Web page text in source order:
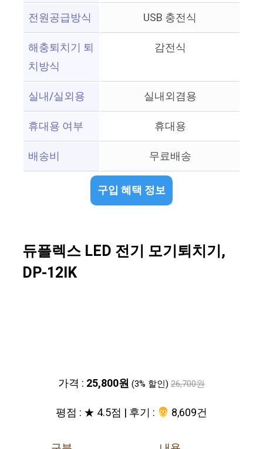
전원공급방식
USB 충전식
해충퇴치기 퇴
치방식
감전식
실내/실외용
실내외겸용
휴대용 여부
휴대용
배송비
무료배송
구입 혜택 정보
듀플렉스 LED 전기 모기퇴치기,
DP-12IK
가격 : 25,800원 (3% 할인) 26,700원
평점 : ★ 4.5점 | 후기 : ‍‍ 8,609건